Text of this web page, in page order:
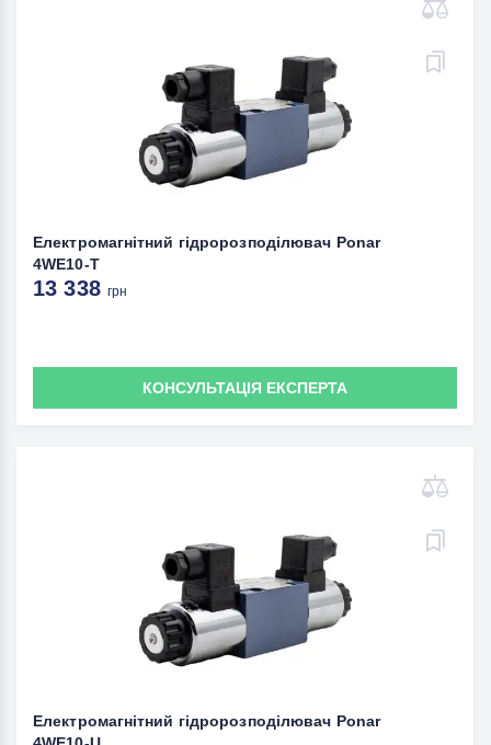
Електромагнітний гідророзподілювач Ponar
4WE10-Т
13 338грн
КОНСУЛЬТАЦІЯ ЕКСПЕРТА
Електромагнітний гідророзподілювач Ponar